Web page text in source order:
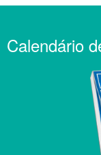
Calendário